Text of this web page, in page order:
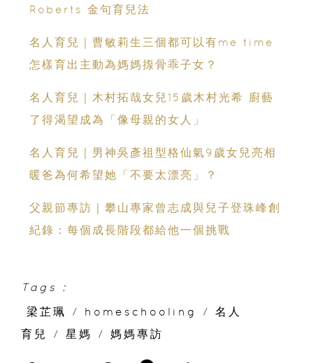
Roberts 金句育兒法
名人育兒｜曹敏莉生三個都可以有me time
怎樣育出主動為媽媽揼骨乖子女？
名人育兒｜木村拓哉女兒15歲木村光希 廚藝
了得渴望成為「像母親的女人」
名人育兒｜男神吳彥祖型格仙氣9歲女兒亮相
暖爸為何希望她「不要太漂亮」？
父親節專訪｜攀山專家曾志成與兒子登珠峰創
紀錄：每個成長階段都給他一個挑戰
Tags :
梁芷珮
/ homeschooling /
名人
育兒
/ 星媽 / 媽媽專訪